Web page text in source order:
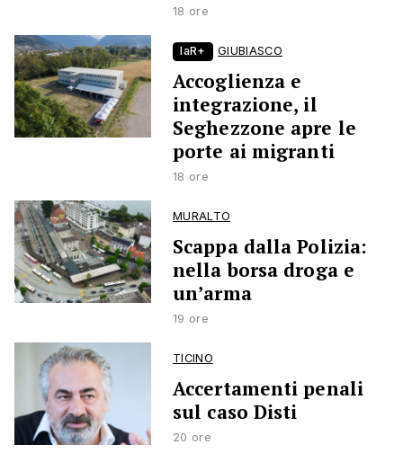
18 ore
laR+ GIUBIASCO
Accoglienza e
integrazione, il
Seghezzone apre le
porte ai migranti
18 ore
MURALTO
Scappa dalla Polizia:
nella borsa droga e
un’arma
19 ore
TICINO
Accertamenti penali
sul caso Disti
20 ore